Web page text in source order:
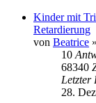
Kinder mit
Retardierung
von Beatrice
10
68340
Letzter
28.